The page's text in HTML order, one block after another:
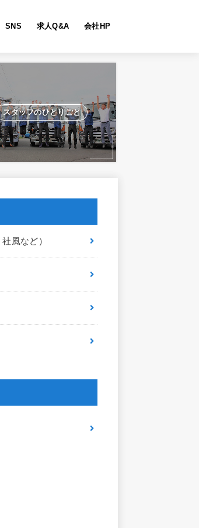
SNS 求人Q&A 会社HP
スタッフのひとりごと
風など）